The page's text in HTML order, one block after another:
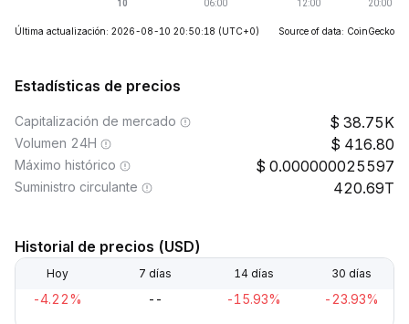
Última actualización: 2026-08-10 20:50:18 (UTC+0) Source of data: CoinGecko
Estadísticas de precios
Capitalización de mercado 38.75K
Volumen 24H 416.80
Máximo histórico 0.000000025597
Suministro circulante 420.69T
Historial de precios (USD)
Hoy 7 días 14 días 30 días
-4.22% -- -15.93% -23.93%